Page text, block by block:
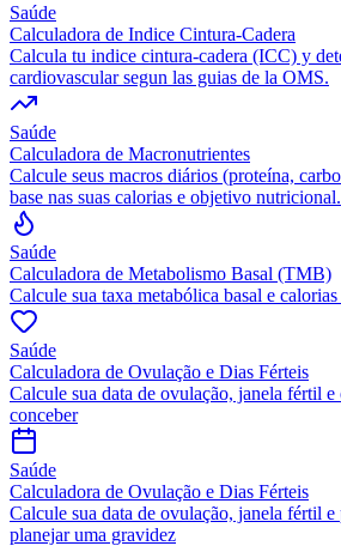
Saúde
Calculadora de Indice Cintura-Cadera
Calcula tu indice cintura-cadera (ICC) y
cardiovascular segun las guias de la OMS.
Saúde
Calculadora de Macronutrientes
Calcule seus macros diários (proteína,
base nas suas calorias e objetivo nutricional.
Saúde
Calculadora de Metabolismo Basal (TMB)
Calcule sua taxa metabólica basal e
Saúde
Calculadora de Ovulação e Dias Férteis
Calcule sua data de ovulação, janela fértil
conceber
Saúde
Calculadora de Ovulação e Dias Férteis
Calcule sua data de ovulação, janela fértil
planejar uma gravidez